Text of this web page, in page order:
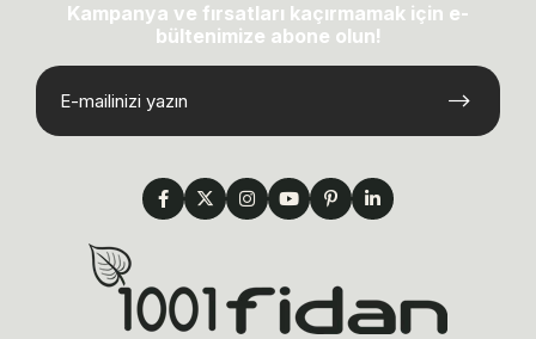
Kampanya ve fırsatları kaçırmamak için e-
bültenimize abone olun!